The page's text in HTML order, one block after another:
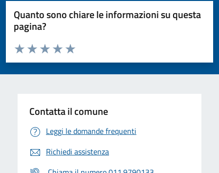
Quanto sono chiare le informazioni su questa
pagina?
Valuta da 1 a 5 stelle la pagina
Valuta 5 stelle su 5
Valuta 4 stelle su 5
Valuta 3 stelle su 5
Valuta 2 stelle su 5
Valuta 1 stelle su 5
Contatta il comune
Leggi le domande frequenti
Richiedi assistenza